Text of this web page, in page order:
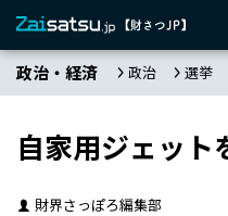
政治・経済 政治 選挙
自家用ジェット
財界さっぽろ編集部